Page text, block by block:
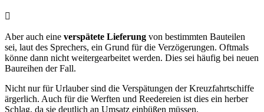
Aber auch eine verspätete Lieferung von bestimmten Bauteilen
sei, laut des Sprechers, ein Grund für die Verzögerungen. Oftmals
könne dann nicht weitergearbeitet werden. Dies sei häufig bei neuen
Baureihen der Fall.
Nicht nur für Urlauber sind die Verspätungen der Kreuzfahrtschiffe
ärgerlich. Auch für die Werften und Reedereien ist dies ein herber
Schlag, da sie deutlich an Umsatz einbüßen müssen.